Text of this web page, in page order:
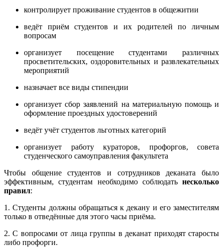
контролирует проживание студентов в общежитии
ведёт приём студентов и их родителей по личным
вопросам
организует посещение студентами различных
просветительских, оздоровительных и развлекательных
мероприятий
назначает все виды стипендии
организует сбор заявлений на материальную помощь и
оформление проездных удостоверений
ведёт учёт студентов льготных категорий
организует работу кураторов, профоргов, совета
студенческого самоуправления факультета
Чтобы общение студентов и сотрудников деканата было
эффективным, студентам необходимо соблюдать несколько
правил:
1. Студенты должны обращаться к декану и его заместителям
только в отведённые для этого часы приёма.
2. С вопросами от лица группы в деканат приходят старосты
либо профорги.